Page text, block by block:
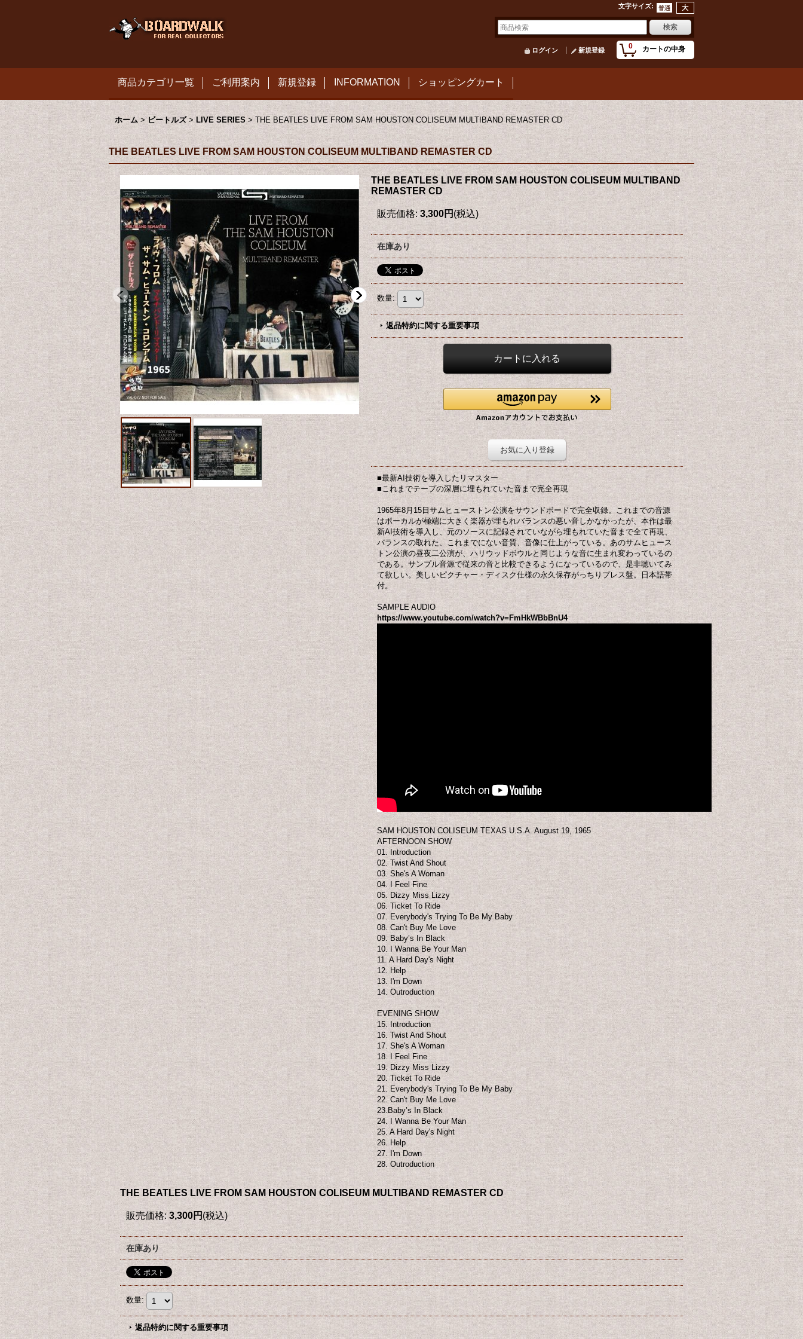
文字サイズ:
0 カートの中身
ログイン 新規登録
商品カテゴリ一覧 ご利用案内 新規登録 INFORMATION ショッピングカート
ホーム > ビートルズ > LIVE SERIES > THE BEATLES LIVE FROM SAM HOUSTON COLISEUM MULTIBAND REMASTER CD
THE BEATLES LIVE FROM SAM HOUSTON COLISEUM MULTIBAND REMASTER CD
THE BEATLES LIVE FROM SAM HOUSTON COLISEUM MULTIBAND
REMASTER CD
販売価格: 3,300円(税込)
在庫あり
数量:
返品特約に関する重要事項
お気に入り登録
■最新AI技術を導入したリマスター
■これまでテープの深層に埋もれていた音まで完全再現
1965年8月15日サムヒューストン公演をサウンドボードで完全収録。これまでの音源
はボーカルが極端に大きく楽器が埋もれバランスの悪い音しかなかったが、本作は最
新AI技術を導入し、元のソースに記録されていながら埋もれていた音まで全て再現、
バランスの取れた、これまでにない音質、音像に仕上がっている。あのサムヒュース
トン公演の昼夜二公演が、ハリウッドボウルと同じような音に生まれ変わっているの
である。サンプル音源で従来の音と比較できるようになっているので、是非聴いてみ
て欲しい。美しいピクチャー・ディスク仕様の永久保存がっちりプレス盤。日本語帯
付。
SAMPLE AUDIO
https://www.youtube.com/watch?v=FmHkWBbBnU4
SAM HOUSTON COLISEUM TEXAS U.S.A. August 19, 1965
AFTERNOON SHOW
01. Introduction
02. Twist And Shout
03. She's A Woman
04. I Feel Fine
05. Dizzy Miss Lizzy
06. Ticket To Ride
07. Everybody's Trying To Be My Baby
08. Can't Buy Me Love
09. Baby’s In Black
10. I Wanna Be Your Man
11. A Hard Day's Night
12. Help
13. I'm Down
14. Outroduction
EVENING SHOW
15. Introduction
16. Twist And Shout
17. She's A Woman
18. I Feel Fine
19. Dizzy Miss Lizzy
20. Ticket To Ride
21. Everybody's Trying To Be My Baby
22. Can't Buy Me Love
23.Baby’s In Black
24. I Wanna Be Your Man
25. A Hard Day's Night
26. Help
27. I'm Down
28. Outroduction
THE BEATLES LIVE FROM SAM HOUSTON COLISEUM MULTIBAND REMASTER CD
販売価格: 3,300円(税込)
在庫あり
数量:
返品特約に関する重要事項